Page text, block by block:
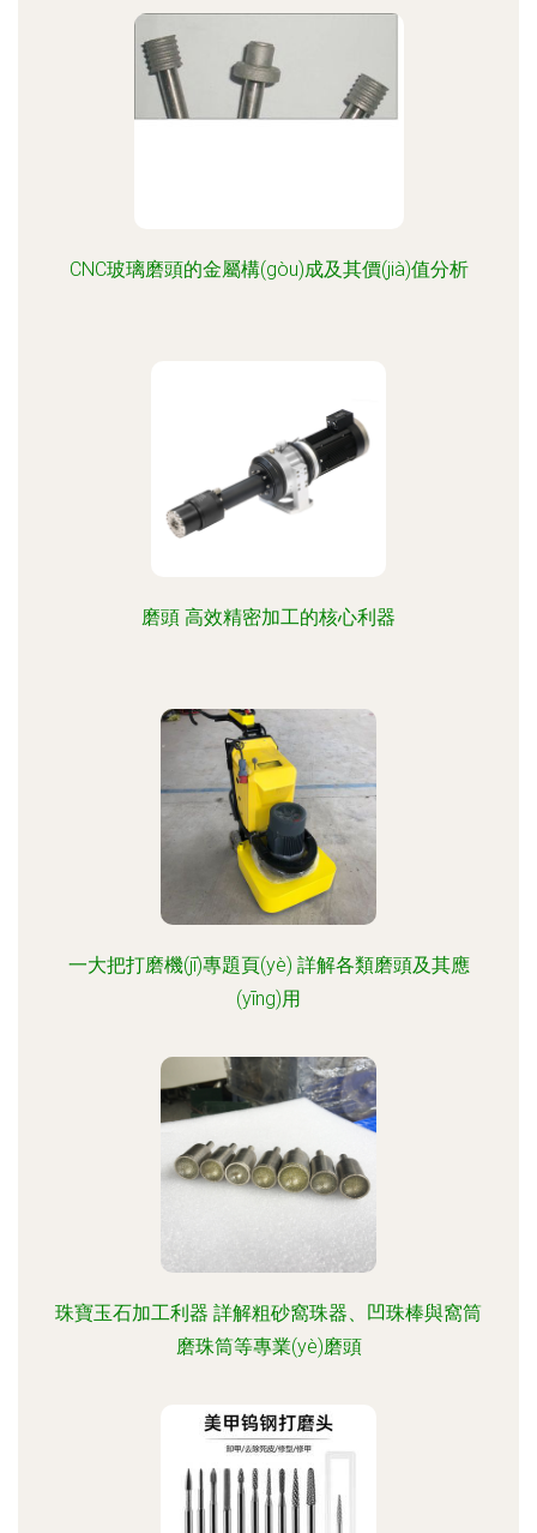
CNC玻璃磨頭的金屬構(gòu)成及其價(jià)值分析
磨頭 高效精密加工的核心利器
一大把打磨機(jī)專題頁(yè) 詳解各類磨頭及其應
(yīng)用
珠寶玉石加工利器 詳解粗砂窩珠器、凹珠棒與窩筒
磨珠筒等專業(yè)磨頭